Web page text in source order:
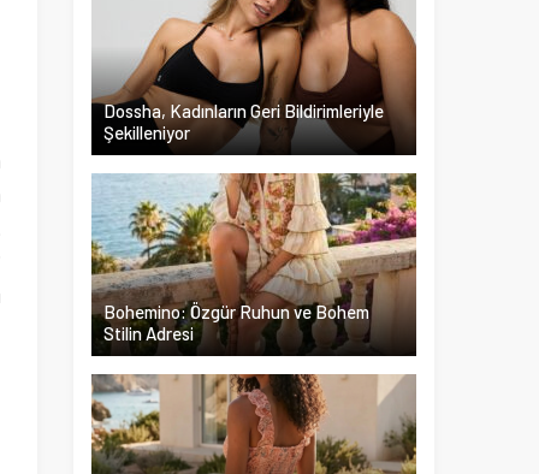
Dossha, Kadınların Geri Bildirimleriyle
Şekilleniyor
Bohemino: Özgür Ruhun ve Bohem
Stilin Adresi